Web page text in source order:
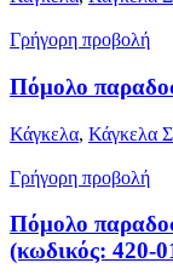
Γρήγορη προβολή
Πόμολο
Κάγκελα, Κάγκελα
Γρήγορη προβολή
Πόμολο
(κωδικός: 420-